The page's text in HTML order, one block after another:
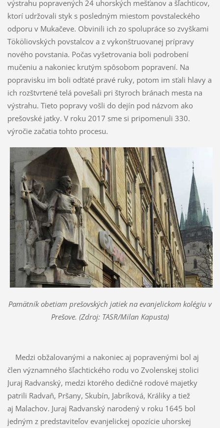
výstrahu popravených 24 uhorských mešťanov a šľachticov,
ktorí udržovali styk s posledným miestom povstaleckého
odporu v Mukačeve. Obvinili ich zo spolupráce so zvyškami
Tököliovských povstalcov a z vykonštruovanej prípravy
nového povstania. Počas vyšetrovania boli podrobení
mučeniu a nakoniec krutým spôsobom popravení. Na
popravisku im boli odťaté pravé ruky, potom im sťali hlavy a
ich rozštvrtené telá povešali pri štyroch bránach mesta na
výstrahu. Tieto popravy vošli do dejín pod názvom ako
prešovské jatky. V roku 2017 sme si pripomenuli 330.
výročie začatia tohto procesu.
Pamätník obetiam prešovských jatiek na evanjelickom kolégiu v
Prešove. (Zdroj: TASR/Milan Kapusta)
Medzi obžalovanými a nakoniec aj popravenými bol aj
člen významného šľachtického rodu vo Zvolenskej stolici
Juraj Radvanský, medzi ktorého dedičné rodové majetky
patrili Radvaň, Pršany, Skubín, Jabríková, Králiky a tiež
aj Malachov. Juraj Radvanský narodený v roku 1645 bol
jedným z predstaviteľov evanjelickej opozície uhorskej